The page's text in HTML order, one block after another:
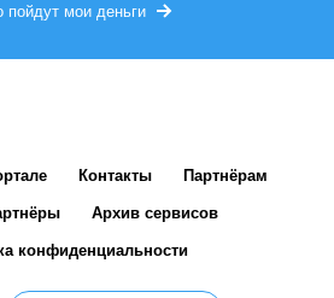
пойдут мои деньги
Контакты Партнёрам
Архив сервисов
конфиденциальности